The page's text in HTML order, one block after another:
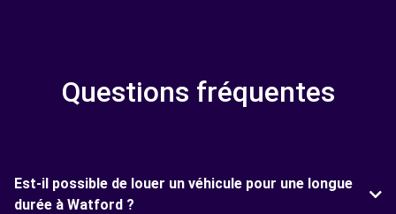
Questions fréquentes
Est-il possible de louer un véhicule pour une longue
durée à Watford ?